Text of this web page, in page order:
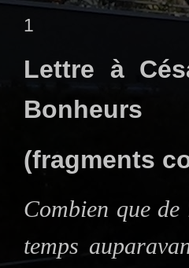
1
Lettre à
Bonheurs
(fragments
Combien que
temps